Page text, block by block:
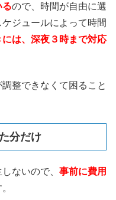
るので、時間が自由に選
ジュールによって時間
には、深夜３時まで対応
整できなくて困ること
分だけ
ないので、 事前に費用